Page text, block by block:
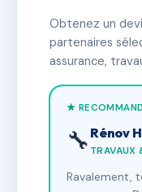
Obtenez un
partenaires
assurance,
★
🔧 Rénov
TRAVAUX
Ravalement,